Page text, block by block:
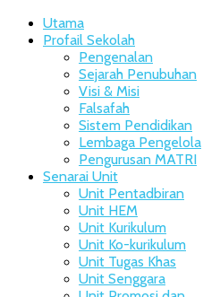
Utama
Profail Sekolah
Pengenalan
Sejarah Penubuhan
Visi & Misi
Falsafah
Sistem Pendidikan
Lembaga Pengelola
Pengurusan MATRI
Senarai Unit
Unit Pentadbiran
Unit HEM
Unit Kurikulum
Unit Ko-kurikulum
Unit Tugas Khas
Unit Senggara